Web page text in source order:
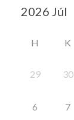
H K
29 30
6 7